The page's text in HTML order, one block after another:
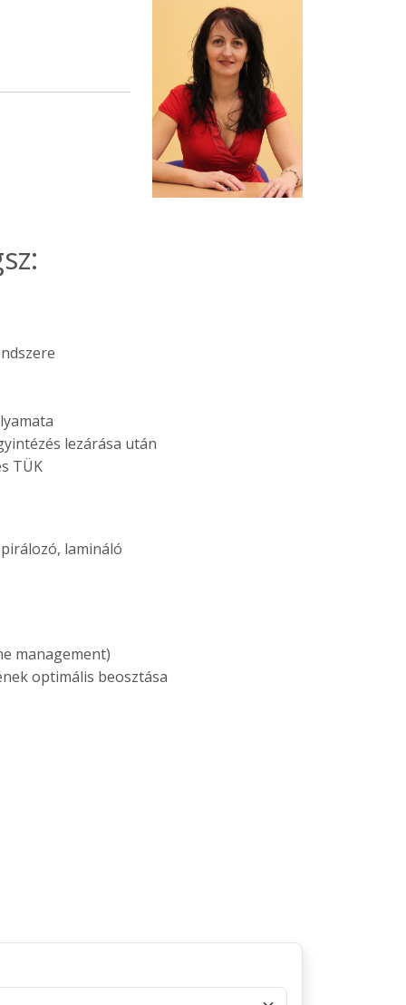
lezárása után
TÜK
lamináló
management)
optimális beosztása